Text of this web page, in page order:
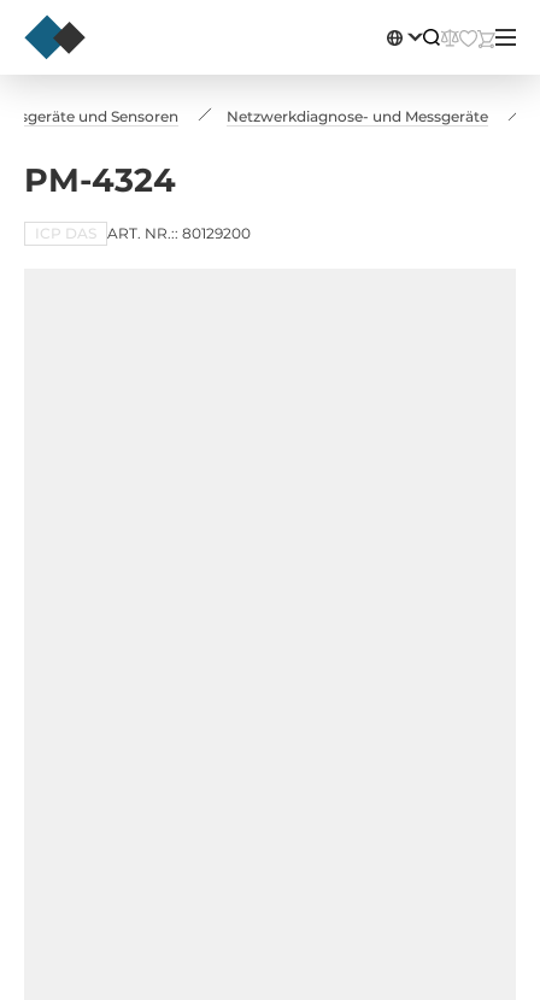
und Sensoren Netzwerkdiagnose- und Messgeräte
PM-4324
ICP DAS ART. NR.:: 80129200